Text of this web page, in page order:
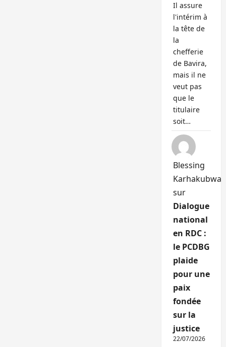
Il assure
l'intérim à
la tête de
la
chefferie
de Bavira,
mais il ne
veut pas
que le
titulaire
soit…
Blessing
Karhakubwa
sur
Dialogue
national
en RDC :
le PCDBG
plaide
pour une
paix
fondée
sur la
justice
22/07/2026